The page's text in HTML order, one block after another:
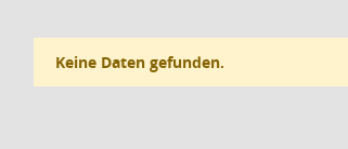
Keine Daten gefunden.